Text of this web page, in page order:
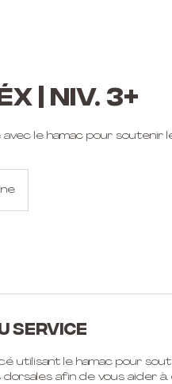
| Niv. 3+
avec le hamac pour soutenir
service
utilisant le hamac pour
afin de vous aider